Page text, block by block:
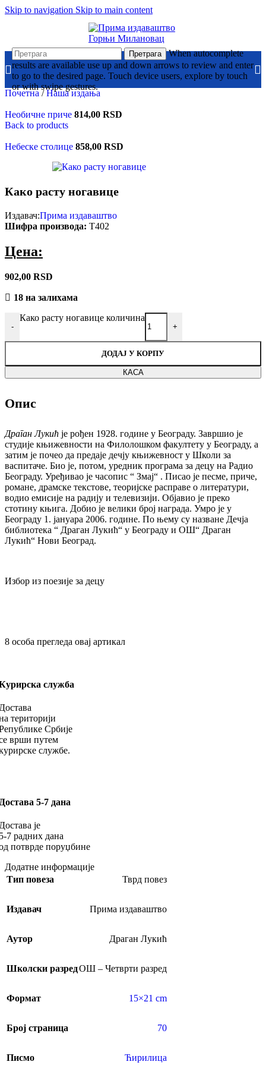
Skip to navigation Skip to main content
Претрага
When autocomplete
results are available use up and down arrows to review and enter
to go to the desired page. Touch device users, explore by touch
or with swipe gestures.
Почетна/ Наша издања
Необичне приче 814,00 RSD
Back to products
Небеске столице 858,00 RSD
Како расту ногавице
Издавач:Прима издаваштво
Шифра производа: Т402
Цена:
902,00 RSD
18 на залихама
-
Како расту ногавице количина
+
ДОДАЈ У КОРПУ
КАСА
Опис
Драган Лукић је рођен 1928. године у Београду. Завршио је
студије књижевности на Филолошком факултету у Београду, а
затим је почео да предаје дечју књижевност у Школи за
васпитаче. Био је, потом, уредник програма за децу на Радио
Београду. Уређивао је часопис “ Змај“ . Писао је песме, приче,
романе, драмске текстове, теоријске расправе о литератури,
водио емисије на радију и телевизији. Објавио је преко
стотину књига. Добио је велики број награда. Умро је у
Београду 1. јануара 2006. године. По њему су назване Дечја
библиотека “ Драган Лукић“ у Београду и ОШ“ Драган
Лукић“ Нови Београд.
Избор из поезије за децу
8 особа прегледа овај артикал
служба
територији
Србије
врши путем
службе.
5-7 дана
је
7 радних дана
потврде поруџбине
Додатне информације
Тип повеза
Тврд повез
Издавач Прима издаваштво
Аутор Драган Лукић
Школски разредОШ – Четврти разред
Формат 15×21 cm
Број страница 70
Писмо Ћирилица